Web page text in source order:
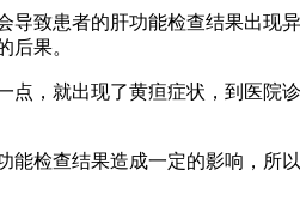
患者的肝功能检查结果出现
后果。
就出现了黄疸症状，到医院
查结果造成一定的影响，所